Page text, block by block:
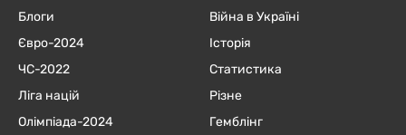
Блоги
Євро-2024
ЧC-2022
Ліга націй
Олімпіада-2024
Війна в Україні
Історія
Статистика
Різне
Гемблінг